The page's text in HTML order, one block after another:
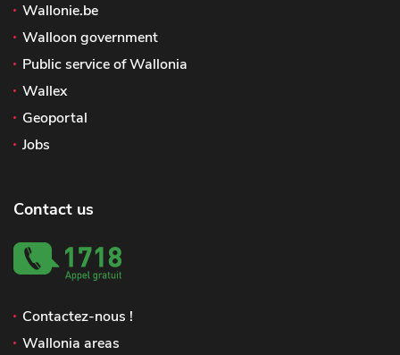
Wallonie.be
Walloon government
Public service of Wallonia
Wallex
Geoportal
Jobs
Contact us
Contactez-nous !
Wallonia areas